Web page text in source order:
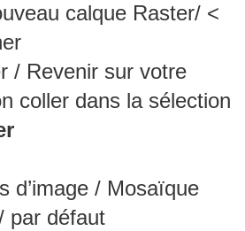
calque Raster/ <
/ Revenir sur votre
coller dans la sélection
d’image / Mosaïque
par défaut